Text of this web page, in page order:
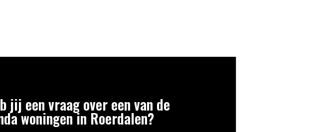
jij een vraag over een van de
woningen in Roerdalen?